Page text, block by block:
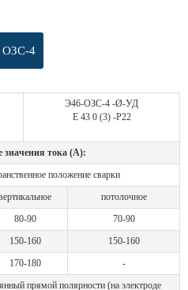
4
Э46-ОЗС-4 -Ø-УД
Е 43 0 (3) -Р22
значения тока (А):
положение сварки
потолочное
80-90
70-90
150-160
150-160
170-180
-
прямой полярности (на электроде